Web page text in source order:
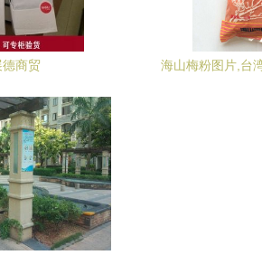
德商贸
海山梅粉图片,台